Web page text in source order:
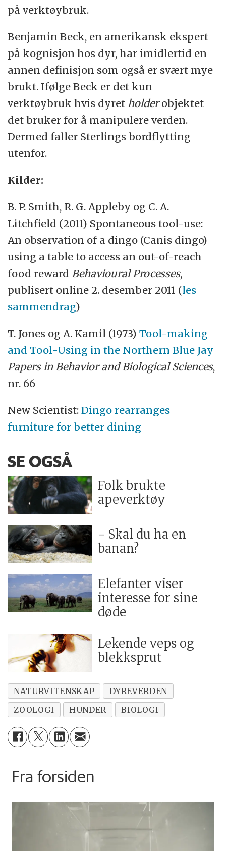
på verktøybruk.
Benjamin Beck, en amerikansk ekspert
på kognisjon hos dyr, har imidlertid en
annen definisjon som også er svært mye
brukt. Ifølge Beck er det kun
verktøybruk hvis dyret holderobjektet
det bruker for å manipulere verden.
Dermed faller Sterlings bordflytting
utenfor.
Kilder:
B. P. Smith, R. G. Appleby og C. A.
Litchfield (2011) Spontaneous tool-use:
An observation of a dingo (Canis dingo)
using a table to access an out-of-reach
food reward Behavioural Processes,
publisert online 2. desember 2011 (les
sammendrag)
T. Jones og A. Kamil (1973)Tool-making
and Tool-Using in the Northern Blue Jay
Papers in Behavior and Biological Sciences,
nr. 66
New Scientist:Dingo rearranges
furniture for better dining
SE OGSÅ
Folk brukte
apeverktøy
- Skal du ha en
banan?
Elefanter viser
interesse for sine
døde
Lekende veps og
blekksprut
NATURVITENSKAP
DYREVERDEN
ZOOLOGI
HUNDER BIOLOGI
Fra forsiden